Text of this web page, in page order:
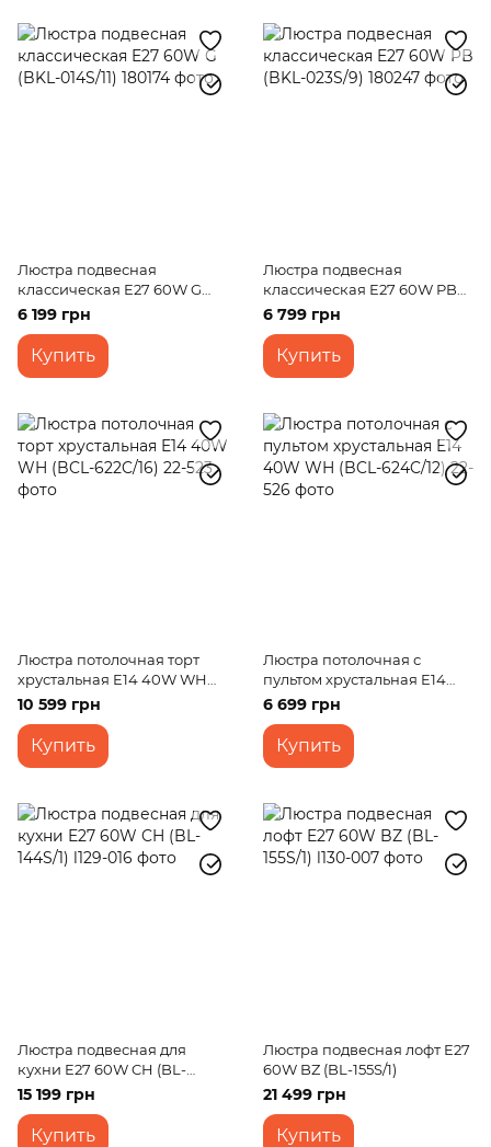
Люстра подвесная
классическая E27 60W G
(BKL-014S/11)
6 199 грн
Купить
Люстра подвесная
классическая E27 60W PB
(BKL-023S/9)
6 799 грн
Купить
Люстра потолочная торт
хрустальная E14 40W WH
(BCL-622C/16)
10 599 грн
Купить
Люстра потолочная с
пультом хрустальная E14
40W WH (BCL-624C/12)
6 699 грн
Купить
Люстра подвесная для
кухни E27 60W CH (BL-
144S/1)
15 199 грн
Купить
Люстра подвесная лофт E27
60W BZ (BL-155S/1)
21 499 грн
Купить